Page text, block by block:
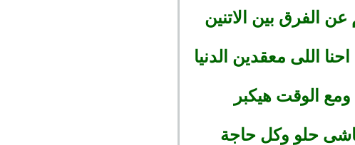
الفرق بين الاتنين
اللى معقدين الدنيا
الوقت هيكبر
حلو وكل حاجة